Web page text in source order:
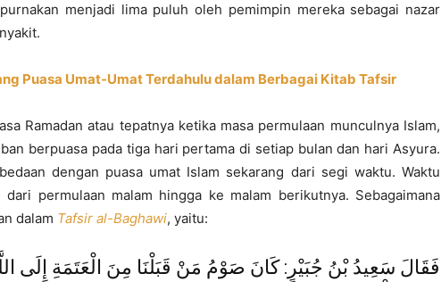
menjadi lima puluh oleh pemimpin mereka sebagai nazar
Puasa Umat-Umat Terdahulu dalam Berbagai Kitab Tafsir
Ramadan atau tepatnya ketika masa permulaan munculnya Islam,
berpuasa pada tiga hari pertama di setiap bulan dan hari Asyura.
dengan puasa umat Islam sekarang dari segi waktu. Waktu
permulaan malam hingga ke malam berikutnya. Sebagaimana
dalam Tafsir al-Baghawi, yaitu:
فَقَالَ سَعِيدُ بْنُ جُبَيْرٍ: كَانَ صَوْمُ مَنْ قَبَلْنَا مِنَ الْعَتَمَةِ إِلَى